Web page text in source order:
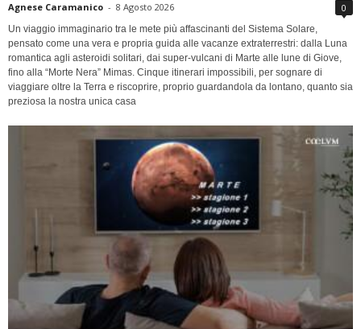
Agnese Caramanico - 8 Agosto 2026 0
Un viaggio immaginario tra le mete più affascinanti del Sistema Solare,
pensato come una vera e propria guida alle vacanze extraterrestri: dalla Luna
romantica agli asteroidi solitari, dai super-vulcani di Marte alle lune di Giove,
fino alla “Morte Nera” Mimas. Cinque itinerari impossibili, per sognare di
viaggiare oltre la Terra e riscoprire, proprio guardandola da lontano, quanto sia
preziosa la nostra unica casa